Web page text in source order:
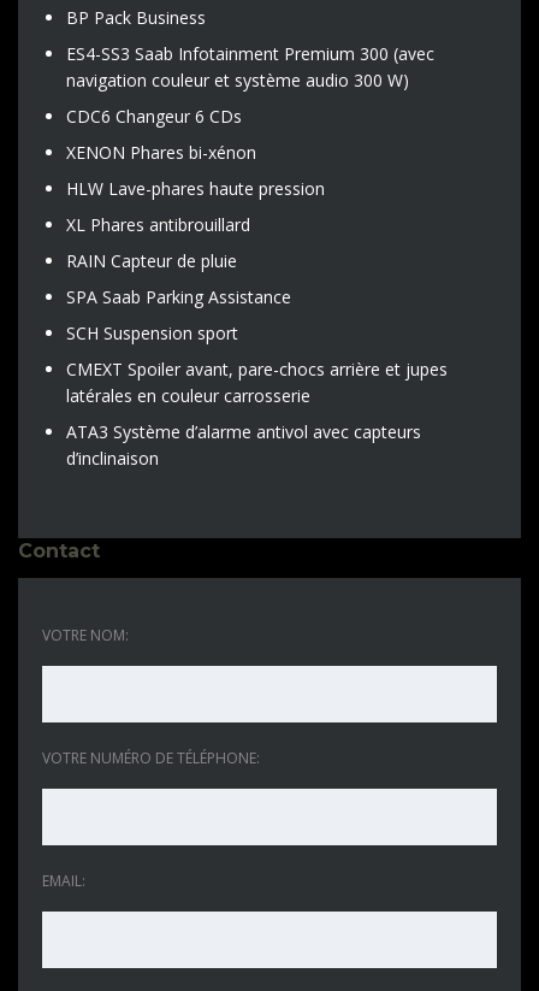
BP Pack Business
ES4-SS3 Saab Infotainment Premium 300 (avec
navigation couleur et système audio 300 W)
CDC6 Changeur 6 CDs
XENON Phares bi-xénon
HLW Lave-phares haute pression
XL Phares antibrouillard
RAIN Capteur de pluie
SPA Saab Parking Assistance
SCH Suspension sport
CMEXT Spoiler avant, pare-chocs arrière et jupes
latérales en couleur carrosserie
ATA3 Système d’alarme antivol avec capteurs
d’inclinaison
Contact
VOTRE NOM:
VOTRE NUMÉRO DE TÉLÉPHONE:
EMAIL: